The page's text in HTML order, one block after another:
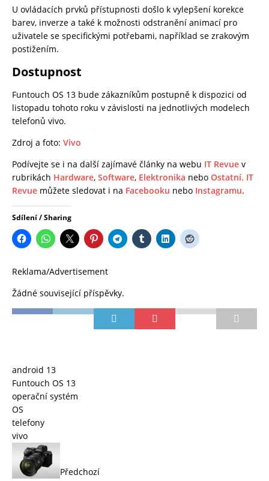
U ovládacích prvků přístupnosti došlo k vylepšení korekce
barev, inverze a také k možnosti odstranění animací pro
uživatele se specifickými potřebami, například se zrakovým
postižením.
Dostupnost
Funtouch OS 13 bude zákazníkům postupně k dispozici od
listopadu tohoto roku v závislosti na jednotlivých modelech
telefonů vivo.
Zdroj a foto: Vivo
Podívejte se i na další zajímavé články na webu IT Revue v
rubrikách Hardware, Software, Elektronika nebo Ostatní. IT
Revue můžete sledovat i na Facebooku nebo Instagramu.
Sdílení / Sharing
Reklama/Advertisement
Žádné související příspěvky.
android 13
Funtouch OS 13
operační systém
OS
telefony
vivo
Předchozí